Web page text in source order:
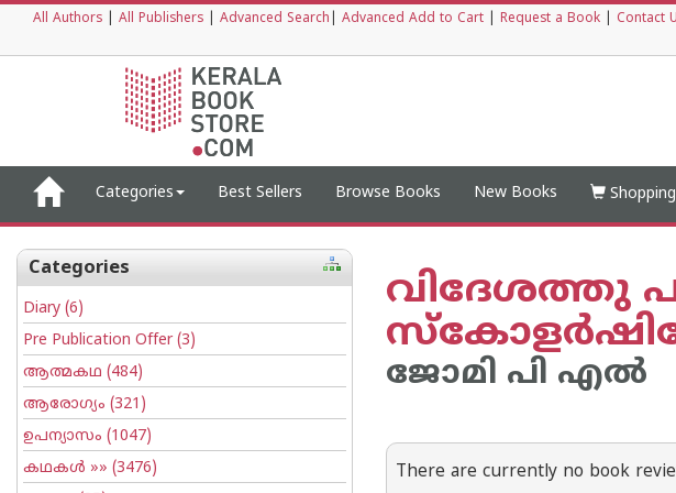
All Authors All Publishers Advanced Search Advanced Add to Cart Request a Book Contact
Categories Best Sellers Browse Books New Books
Categories
Diary (6)
Pre Publication Offer(3)
ആത്മകഥ (484)
ആരോഗ്യം (321)
ഉപന്യാസം (1047)
കഥകള്‍ »» (3476)
വിദേശത്തു
ജോമി പി എല്‍
There are currently no book